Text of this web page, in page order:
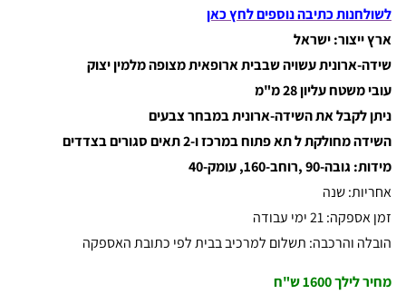
לשולחנות כתיבה נוספים לחץ כאן
ארץ ייצור: ישראל
שידה-ארוניתעשויה שבבית ארופאית מצופה מלמין יצוק
עובי משטח עליון 28 מ"מ
ניתן לקבל את השידה-ארונית במבחר צבעים
השידה מחולקת ל תא פתוח במרכז ו-2 תאים סגורים בצדדים
מידות: גובה-90 ,רוחב-160, עומק-40
אחריות: שנה
זמן אספקה: 21 ימי עבודה
הובלה והרכבה: תשלום למרכיב בבית לפי כתובת האספקה
מחיר לילך 1600 ש"ח